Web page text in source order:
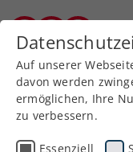
Zurück zur
Turniere
Auf unserer
davon werden
ermöglichen, Ihre
zu verbessern.
Essenziell